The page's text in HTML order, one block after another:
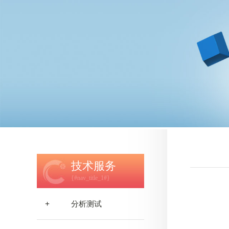
技术服务
{#nav_title_1#}
+ 分析测试